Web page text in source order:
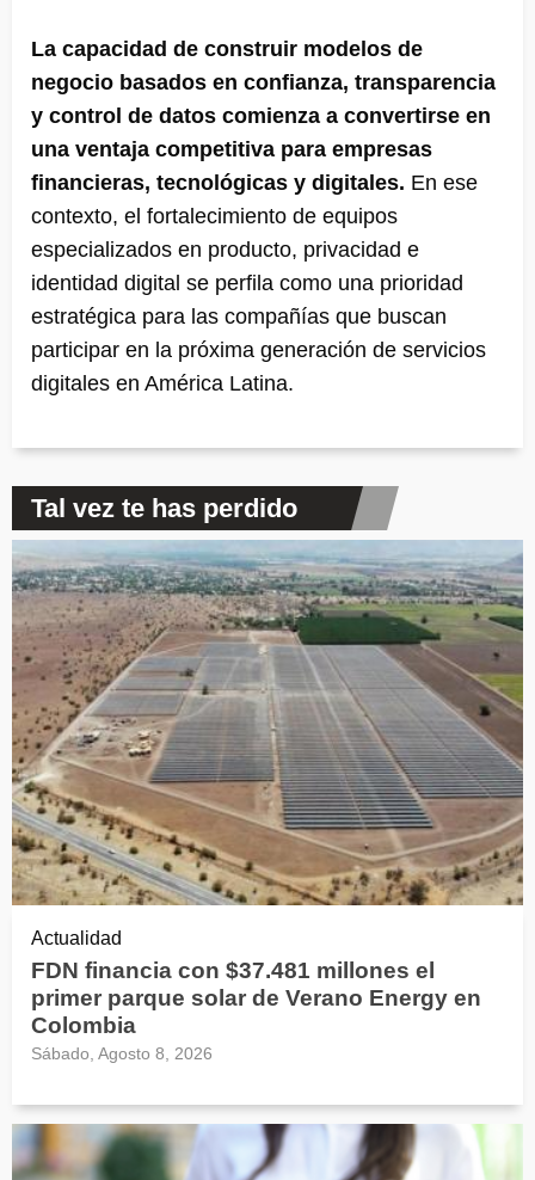
La capacidad de construir modelos de
negocio basados en confianza, transparencia
y control de datos comienza a convertirse en
una ventaja competitiva para empresas
financieras, tecnológicas y digitales. En ese
contexto, el fortalecimiento de equipos
especializados en producto, privacidad e
identidad digital se perfila como una prioridad
estratégica para las compañías que buscan
participar en la próxima generación de servicios
digitales en América Latina.
Tal vez te has perdido
Actualidad
FDN financia con $37.481 millones el
primer parque solar de Verano Energy en
Colombia
Sábado, Agosto 8, 2026